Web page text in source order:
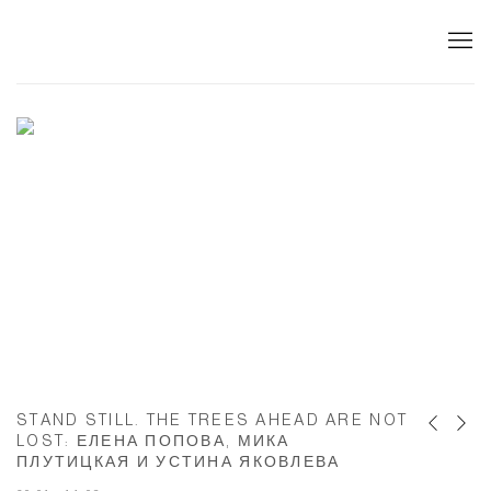
STAND STILL. THE TREES AHEAD ARE NOT
LOST: ЕЛЕНА ПОПОВА, МИКА
ПЛУТИЦКАЯ И УСТИНА ЯКОВЛЕВА
Previous
Next